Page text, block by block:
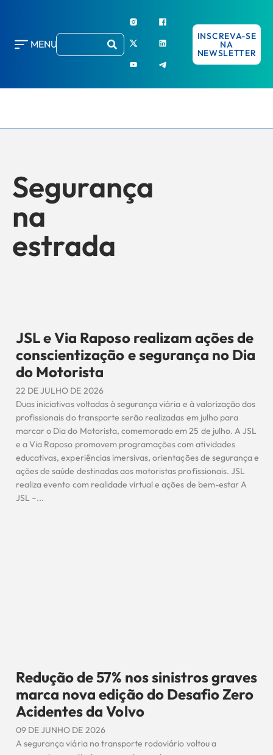
MENU
INSCREVA-SE
NA
NEWSLETTER
Segurança
na
estrada
JSL e Via Raposo realizam ações de
conscientização e segurança no Dia
do Motorista
22 DE JULHO DE 2026
Duas iniciativas voltadas à segurança viária e à valorização dos
profissionais do transporte serão realizadas em julho para
marcar o Dia do Motorista, comemorado em 25 de julho. A JSL
e a Via Raposo promovem programações com atividades
educativas, experiências imersivas, orientações de segurança e
ações de saúde destinadas aos motoristas profissionais. JSL
realiza evento com realidade virtual e ações de bem-estar A
JSL –...
Redução de 57% nos sinistros graves
marca nova edição do Desafio Zero
Acidentes da Volvo
09 DE JUNHO DE 2026
A segurança viária no transporte rodoviário voltou a